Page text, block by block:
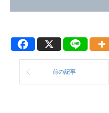
前の記事